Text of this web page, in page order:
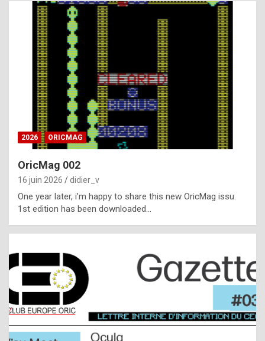
l
y
d
i
ff
i
l
t
t
s
t
2026 ORICMAG
OricMag 002
16 juin 2026 didier_v
One year later, i’m happy to share this new OricMag issu.
1st edition has been downloaded…